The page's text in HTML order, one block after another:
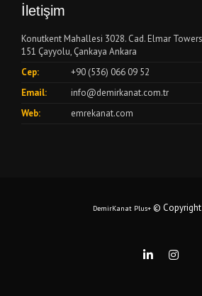
İletişim
Konutkent Mahallesi 3028. Cad. Elmar
151 Çayyolu, Çankaya Ankara
Cep:
+90 (536) 066 09 52
Email:
info@demirkanat.com.tr
Web:
emrekanat.com
DemirKanat Plus+ ©